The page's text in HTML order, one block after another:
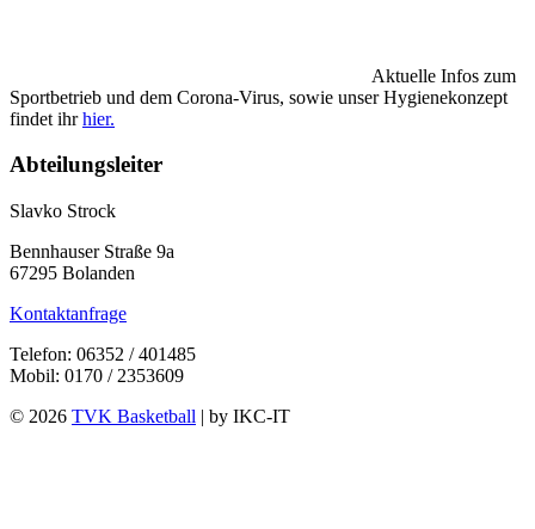
Aktuelle Infos zum
Sportbetrieb und dem Corona-Virus, sowie unser Hygienekonzept
findet ihrhier.
Abteilungsleiter
Slavko Strock
Bennhauser Straße 9a
67295 Bolanden
Kontaktanfrage
Telefon: 06352 / 401485
Mobil: 0170 / 2353609
© 2026 TVK Basketball | by IKC-IT